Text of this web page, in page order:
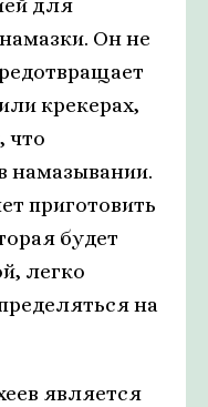
для
Он не
крекерах,
что
намазывании.
приготовить
будет
легко
на
является